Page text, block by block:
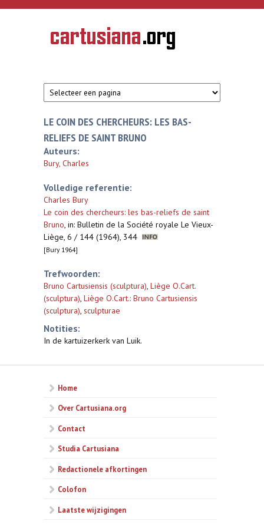
Overslaan en naar de inhoud gaan
CARTUSIANA
Geschiedenis
van de
LE COIN DES CHERCHEURS: LES BAS-
RELIEFS DE SAINT BRUNO
Auteurs:
Bury, Charles
Volledige referentie:
Charles Bury
Le coin des chercheurs: les bas-reliefs de saint
Bruno, in: Bulletin de la Société royale Le Vieux-
Liège, 6 / 144 (1964), 344
[Bury 1964]
Trefwoorden:
Bruno Cartusiensis (sculptura), Liège O.Cart.
(sculptura), Liège O.Cart.: Bruno Cartusiensis
(sculptura), sculpturae
Notities:
In de kartuizerkerk van Luik.
Home
Over Cartusiana.org
Contact
Studia Cartusiana
Redactionele afkortingen
Colofon
Laatste wijzigingen